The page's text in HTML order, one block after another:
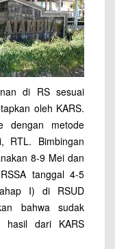
di RS sesuai
oleh KARS.
dengan metode
RTL. Bimbingan
8-9 Mei dan
tanggal 4-5
I) di RSUD
bahwa sudak
hasil dari KARS